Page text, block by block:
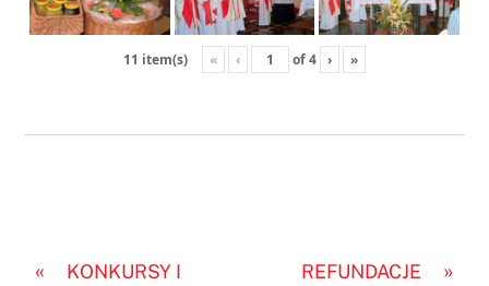
11 item(s) « ‹ of4 › »
«
KONKURSY I
»
REFUNDACJE